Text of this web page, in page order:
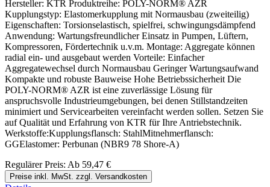
Hersteller: KTR Produktreihe: POLY-NORM® AZR
Kupplungstyp: Elastomerkupplung mit Normausbau (zweiteilig)
Eigenschaften: Torsionselastisch, spielfrei, schwingungsdämpfend
Anwendung: Wartungsfreundlicher Einsatz in Pumpen, Lüftern,
Kompressoren, Fördertechnik u.v.m. Montage: Aggregate können
radial ein- und ausgebaut werden Vorteile: Einfacher
Aggregatewechsel durch Normausbau Geringer Wartungsaufwand
Kompakte und robuste Bauweise Hohe Betriebssicherheit Die
POLY-NORM® AZR ist eine zuverlässige Lösung für
anspruchsvolle Industrieumgebungen, bei denen Stillstandzeiten
minimiert und Servicearbeiten vereinfacht werden sollen. Setzen Sie
auf Qualität und Erfahrung von KTR für Ihre Antriebstechnik.
Werkstoffe:Kupplungsflansch: StahlMitnehmerflansch:
GGElastomer: Perbunan (NBR9 78 Shore-A)
Regulärer Preis: Ab 59,47 €
Preise inkl. MwSt. zzgl. Versandkosten